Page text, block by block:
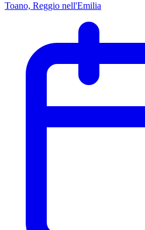
Toano, Reggio nell'Emilia